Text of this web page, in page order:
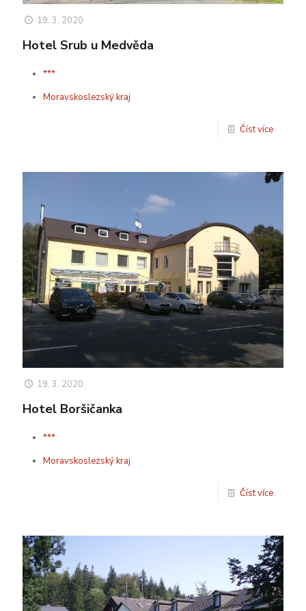
19. 3. 2020
Hotel Srub u Medvěda
***
Moravskoslezský kraj
Číst více
19. 3. 2020
Hotel Boršičanka
***
Moravskoslezský kraj
Číst více